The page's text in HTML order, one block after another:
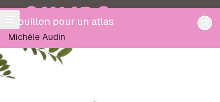
OULIPO
Brouillon pour un atlas
Michèle Audin